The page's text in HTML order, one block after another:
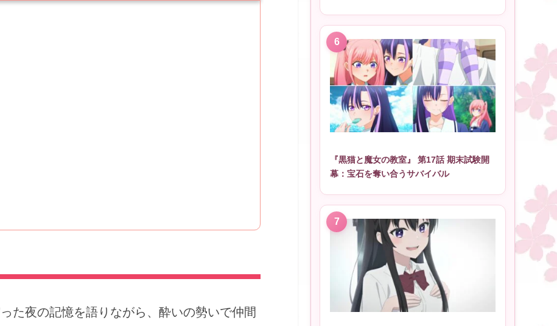
た夜の記憶を語りながら、酔いの勢いで仲間
『黒猫と魔女の教室』 第17話 期末試験開
幕：宝石を奪い合うサバイバル